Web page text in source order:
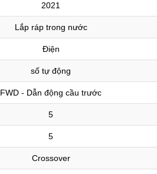
2021
Lắp ráp trong nước
Điện
số tự động
FWD - Dẫn động cầu trước
5
5
Crossover